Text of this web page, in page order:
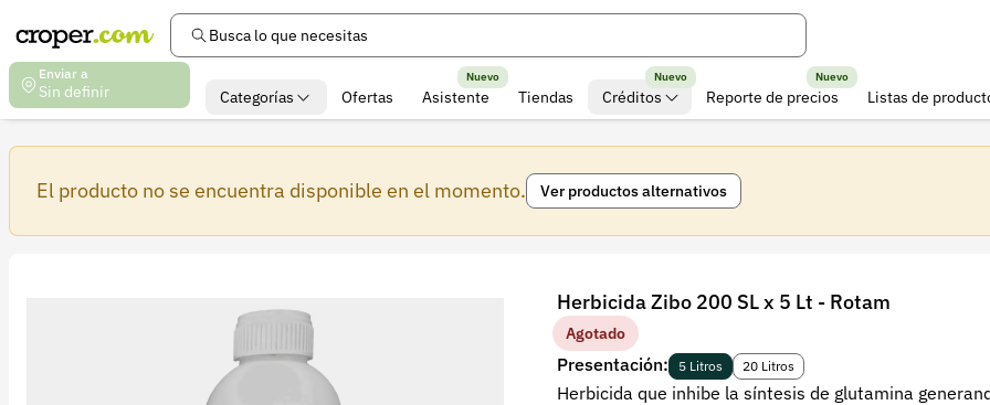
Busca lo que necesitas
Enviar a
Sin definir Categorías Ofertas Asistente
Nuevo
Tiendas Créditos
Nuevo
Reporte de precios
Nuevo
Listas de
El producto no se encuentra disponible en el momento. Ver productos alternativos
Herbicida Zibo 200 SL x 5 Lt - Rotam
Agotado
Presentación: 5 Litros 20 Litros
Herbicida que inhibe la síntesis de glutamina